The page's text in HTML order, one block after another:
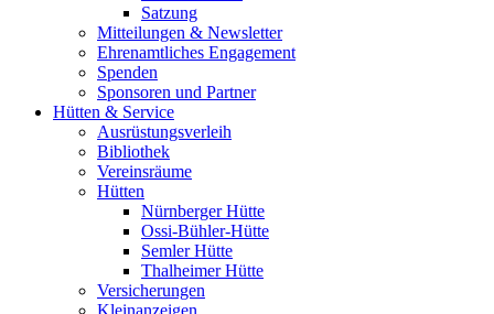
Satzung
Mitteilungen & Newsletter
Ehrenamtliches Engagement
Spenden
Sponsoren und Partner
Hütten & Service
Ausrüstungsverleih
Bibliothek
Vereinsräume
Hütten
Nürnberger Hütte
Ossi-Bühler-Hütte
Semler Hütte
Thalheimer Hütte
Versicherungen
Kleinanzeigen